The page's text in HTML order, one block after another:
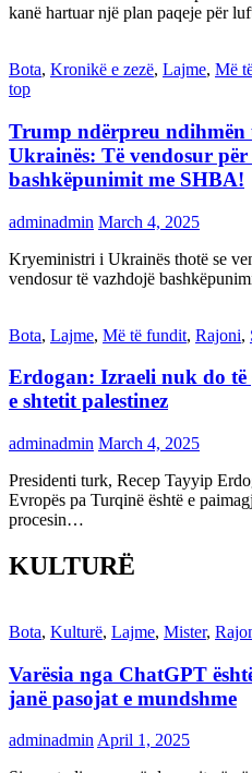
kanë hartuar një plan paqeje për
Bota, Kronikë e zezë, Lajme, Më
top
Trump ndërpreu
Ukrainës: Të vendosur
bashkëpunimit me SHBA!
adminadmin March 4, 2025
Kryeministri i Ukrainës thotë se
vendosur të vazhdojë
Bota, Lajme, Më të fundit, Rajoni,
Erdogan: Izraeli nuk do të
e shtetit palestinez
adminadmin March 4, 2025
Presidenti turk, Recep Tayyip
Evropës pa Turqinë është e
procesin…
KULTURË
Bota, Kulturë, Lajme, Mister,
Varësia nga ChatGPT
janë pasojat e mundshme
adminadmin April 1, 2025